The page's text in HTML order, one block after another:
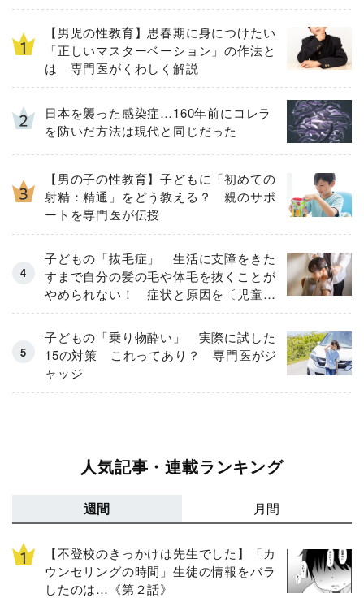
【男児の性教育】思春期に身につけたい
「正しいマスターベーション」の作法と
は 専門医がくわしく解説
日本を襲った感染症…160年前にコレラ
を防いだ方法は現代と同じだった
【男の子の性教育】子どもに「初めての
射精：精通」をどう教える？ 親のサポ
ートを専門医が伝授
子どもの「抜毛症」 生活に支障をきた
すまで自分の髪の毛や体毛を抜くことが
やめられない！ 症状と原因を〔児童精
神科医が解説〕
子どもの「乗り物酔い」 実際に試した
15の対策 これってあり？ 専門医がジ
ャッジ
人気記事・連載ランキング
週間 月間
【不登校のきっかけは先生でした】「カ
ウンセリングの時間」生徒の情報をバラ
したのは…《第２話》